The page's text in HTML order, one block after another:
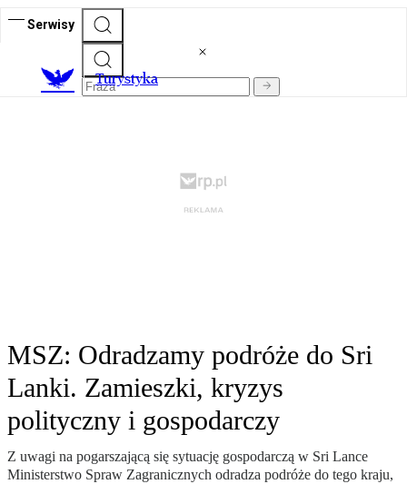
Serwisy
Turystyka
MSZ: Odradzamy podróże do Sri
Lanki. Zamieszki, kryzys
polityczny i gospodarczy
Z uwagi na pogarszającą się sytuację gospodarczą w Sri Lance
Ministerstwo Spraw Zagranicznych odradza podróże do tego kraju,